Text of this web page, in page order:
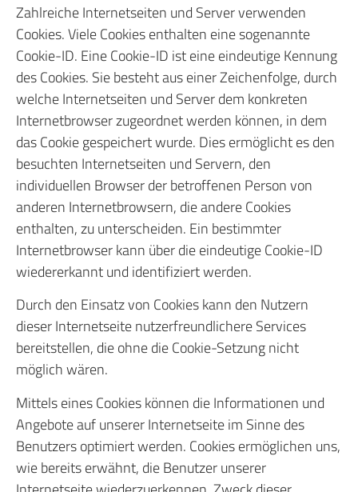
Zahlreiche Internetseiten und Server verwenden
Cookies. Viele Cookies enthalten eine sogenannte
Cookie-ID. Eine Cookie-ID ist eine eindeutige Kennung
des Cookies. Sie besteht aus einer Zeichenfolge, durch
welche Internetseiten und Server dem konkreten
Internetbrowser zugeordnet werden können, in dem
das Cookie gespeichert wurde. Dies ermöglicht es den
besuchten Internetseiten und Servern, den
individuellen Browser der betroffenen Person von
anderen Internetbrowsern, die andere Cookies
enthalten, zu unterscheiden. Ein bestimmter
Internetbrowser kann über die eindeutige Cookie-ID
wiedererkannt und identifiziert werden.
Durch den Einsatz von Cookies kann den Nutzern
dieser Internetseite nutzerfreundlichere Services
bereitstellen, die ohne die Cookie-Setzung nicht
möglich wären.
Mittels eines Cookies können die Informationen und
Angebote auf unserer Internetseite im Sinne des
Benutzers optimiert werden. Cookies ermöglichen uns,
wie bereits erwähnt, die Benutzer unserer